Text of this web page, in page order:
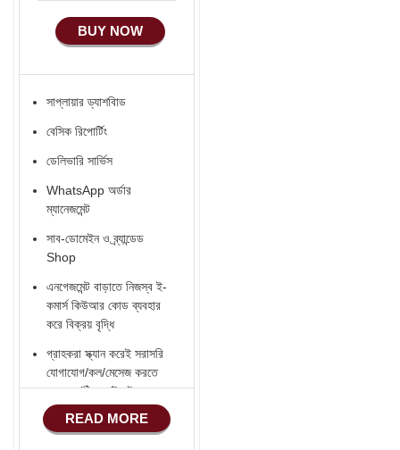
নিজস্ব ব্র্যান্ডেড বারকোড
BUY NOW
সাপ্লায়ার ড্যাশবিাড
বেসিক রিপোর্টিং
ডেলিভারি সার্ভিস
WhatsApp অর্ডার
ম্যানেজমেন্ট
সাব-ডোমেইন ও ব্র্যান্ডেড
Shop
এনগেজমেন্ট বাড়াতে নিজস্ব ই-
কমার্স কিউআর কোড ব্যবহার
করে বিক্রয় বৃদ্ধি
গ্রাহকরা স্ক্যান করেই সরাসরি
যোগাযোগ/কল/মেসেজ করতে
পারবেন (ঠিকানা/ইমেইল -
হোয়াটসঅ্যাপ - ফোন)
READ MORE